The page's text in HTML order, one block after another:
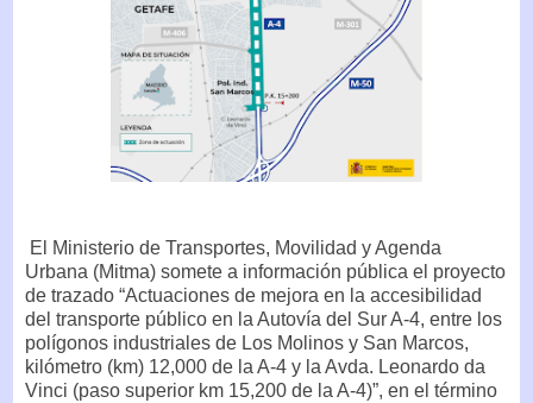
El Ministerio de Transportes, Movilidad y Agenda
Urbana (Mitma) somete a información pública el proyecto
de trazado “Actuaciones de mejora en la accesibilidad
del transporte público en la Autovía del Sur A-4, entre los
polígonos industriales de Los Molinos y San Marcos,
kilómetro (km) 12,000 de la A-4 y la Avda. Leonardo da
Vinci (paso superior km 15,200 de la A-4)”, en el término